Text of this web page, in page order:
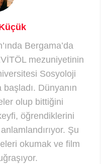
Bergama’da
mezuniyetinin
Sosyoloji
Dünyanın
olup bittiğini
öğrendiklerini
Şu
okumak ve film